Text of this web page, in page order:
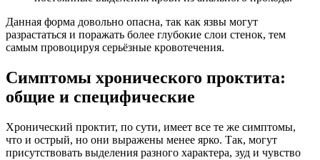
Данная форма довольно опасна, так как язвы могут
разрастаться и поражать более глубокие слои стенок, тем
самым провоцируя серьёзные кровотечения.
Симптомы хронического проктита:
общие и специфические
Хронический проктит, по сути, имеет все те же симптомы,
что и острый, но они выражены менее ярко. Так, могут
присутствовать выделения разного характера, зуд и чувство